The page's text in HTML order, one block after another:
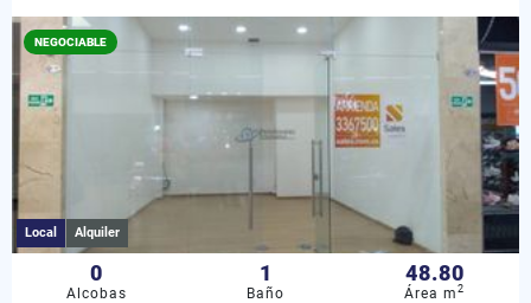
NEGOCIABLE
Local Alquiler
0
Alcobas
1
Baño
48.80
Área m2